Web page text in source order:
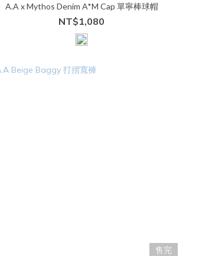
A.A x Mythos Denim A*M Cap 單寧棒球帽
NT$1,080
售完